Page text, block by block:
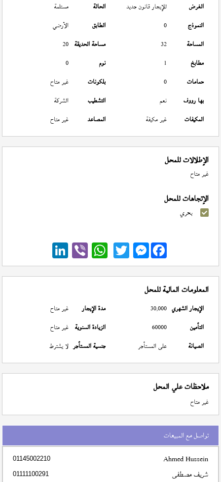
الغرض
للإيجار قانون جديد الحالة
مستلمة
النموذج
0 الطابق
الأرضي
المساحة
32 مساحة الحديقة 20
مطابخ
1 نوم
0
حمامات
0 بلكونات
غير متاح
بها رووف
نعم التشطيب
الشركة
المكيفات
غير مكيفة المصاعد غير متاح
الإطلالات للمحل
غير متاح
الإتجاهات للمحل
بحري
Messenger
المعلومات المالية للمحل
الإيجار الشهري 30,000 مدة الإيجار
غير متاح
التأمين
60000 الزيادة السنوية غير متاح
الصيانة
على المستأجر جنسية المستأجر لا يشترط
ملاحظات علي المحل
غير متاح
تواصل مع المبيعات
Ahmed Hussein
01145002210
شريف مصطفى 01111100291